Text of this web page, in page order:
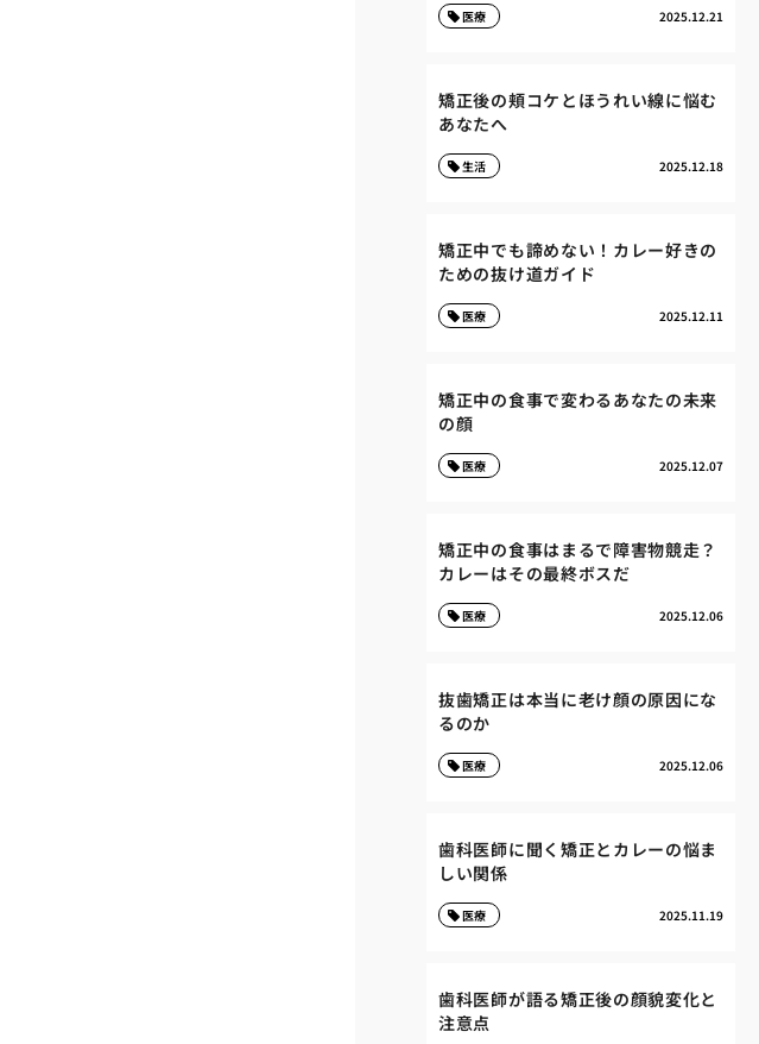
2025.12.21
医療
矯正後の頬コケとほうれい線に悩む
あなたへ
2025.12.18
生活
矯正中でも諦めない！カレー好きの
ための抜け道ガイド
2025.12.11
医療
矯正中の食事で変わるあなたの未来
の顔
2025.12.07
医療
矯正中の食事はまるで障害物競走？
カレーはその最終ボスだ
2025.12.06
医療
抜歯矯正は本当に老け顔の原因にな
るのか
2025.12.06
医療
歯科医師に聞く矯正とカレーの悩ま
しい関係
2025.11.19
医療
歯科医師が語る矯正後の顔貌変化と
注意点